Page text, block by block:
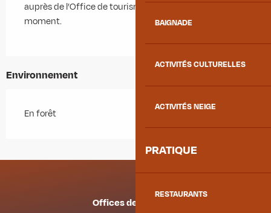
BAIGNADE
ACTIVITÉS CULTURELLES
ACTIVITÉS NEIGE
PRATIQUE
RESTAURANTS
auprès de l’Office de tourisme sur les conditions du
moment.
Environnement
En forêt
Offices de tourisme